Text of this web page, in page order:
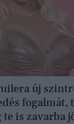
új
fogalmát,
is zavarba